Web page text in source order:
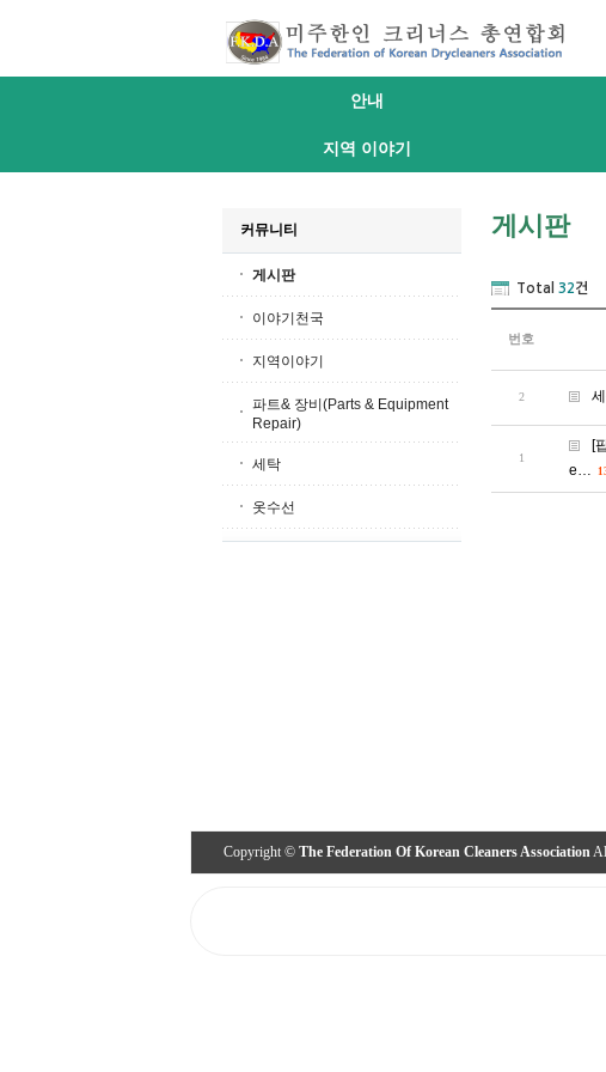
안내
지역 이야기
커뮤니티
게시판
이야기천국
지역이야기
파트& 장비(Parts & Equipment
Repair)
세탁
옷수선
게시판
Total 32건
번호
2
1
[
e…
Copyright © The Federation Of Korean Cleaners Association